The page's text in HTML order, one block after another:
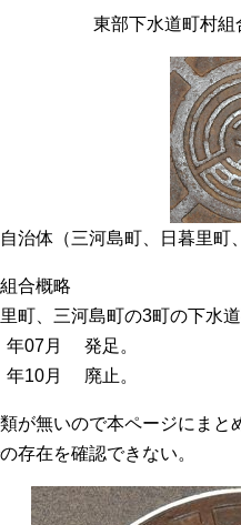
東部下水道町村
治体（三河島町、日暮里町
合概略
町、三河島町の3町の下水
年07月 発足。
年10月 廃止。
が無いので本ページにまと
存在を確認できない。